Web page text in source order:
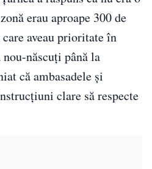
erau aproape 300 de
aveau prioritate în
născuți până la
că ambasadele și
clare să respecte